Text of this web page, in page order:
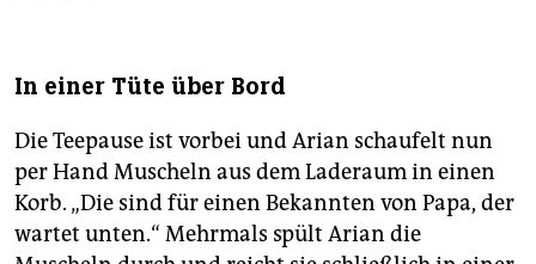
In einer Tüte über Bord
Die Teepause ist vorbei und Arian schaufelt nun
per Hand Muscheln aus dem Laderaum in einen
Korb. „Die sind für einen Bekannten von Papa, der
wartet unten.“ Mehrmals spült Arian die